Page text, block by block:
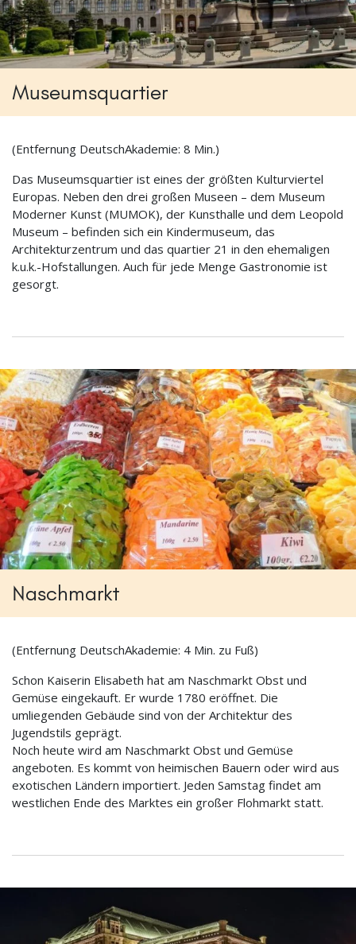
Museumsquartier
(Entfernung DeutschAkademie: 8 Min.)
Das Museumsquartier ist eines der größten Kulturviertel
Europas. Neben den drei großen Museen – dem Museum
Moderner Kunst (MUMOK), der Kunsthalle und dem Leopold
Museum – befinden sich ein Kindermuseum, das
Architekturzentrum und das quartier 21 in den ehemaligen
k.u.k.-Hofstallungen. Auch für jede Menge Gastronomie ist
gesorgt.
Naschmarkt
(Entfernung DeutschAkademie: 4 Min. zu Fuß)
Schon Kaiserin Elisabeth hat am Naschmarkt Obst und
Gemüse eingekauft. Er wurde 1780 eröffnet. Die
umliegenden Gebäude sind von der Architektur des
Jugendstils geprägt.
Noch heute wird am Naschmarkt Obst und Gemüse
angeboten. Es kommt von heimischen Bauern oder wird aus
exotischen Ländern importiert. Jeden Samstag findet am
westlichen Ende des Marktes ein großer Flohmarkt statt.